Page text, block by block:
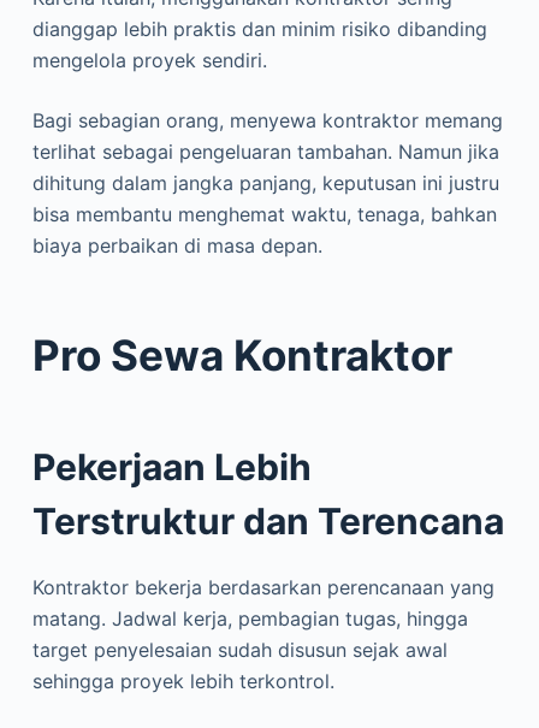
dianggap lebih praktis dan minim risiko dibanding
mengelola proyek sendiri.
Bagi sebagian orang, menyewa kontraktor memang
terlihat sebagai pengeluaran tambahan. Namun jika
dihitung dalam jangka panjang, keputusan ini justru
bisa membantu menghemat waktu, tenaga, bahkan
biaya perbaikan di masa depan.
Pro Sewa Kontraktor
Pekerjaan Lebih
Terstruktur dan Terencana
Kontraktor bekerja berdasarkan perencanaan yang
matang. Jadwal kerja, pembagian tugas, hingga
target penyelesaian sudah disusun sejak awal
sehingga proyek lebih terkontrol.